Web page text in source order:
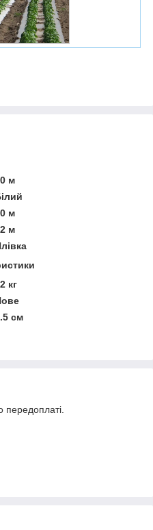
м
м
м
кг
см
передоплаті.